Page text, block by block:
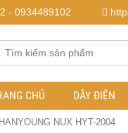
- 0934489102
CHỦ DÂY ĐIỆN
NUX HYT-2004